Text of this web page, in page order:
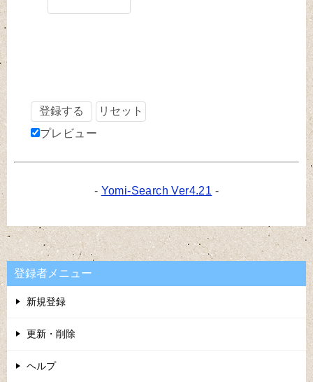
プレビュー
- Yomi-Search Ver4.21 -
登録者メニュー
新規登録
更新・削除
ヘルプ